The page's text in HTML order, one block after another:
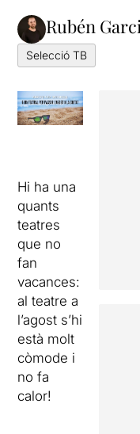
Rubén
Selecció TB
Hi ha una
quants
teatres
que no
fan
vacances:
al teatre a
l’agost s’hi
està molt
còmode i
no fa
calor!